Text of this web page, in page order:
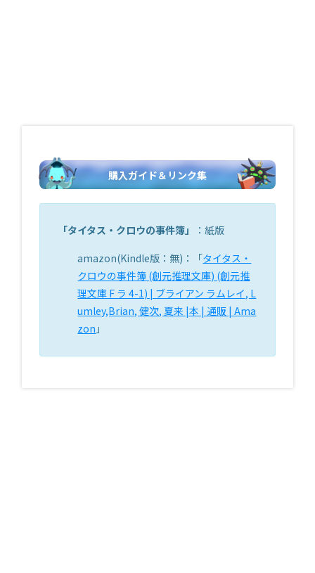
購入ガイド＆リンク集
「タイタス・クロウの事件簿」
：紙版
amazon(Kindle版：無)：「タイタス・
クロウの事件簿 (創元推理文庫) (創元推
理文庫 F ラ 4-1) | ブライアン ラムレイ, L
umley,Brian, 健次, 夏来 |本 | 通販 | Ama
zon 」